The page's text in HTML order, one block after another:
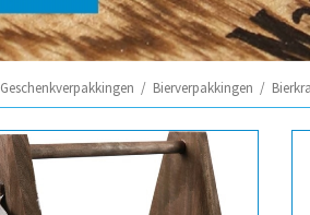
Geschenkverpakkingen / Bierverpakkingen /